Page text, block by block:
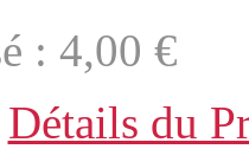
: 4,00 €
Détails du